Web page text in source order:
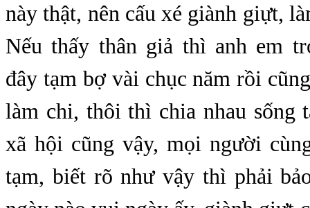
này thật, nên cấu xé giành giựt,
Nếu thấy thân giả thì anh em
đây tạm bợ vài chục năm rồi
làm chi, thôi thì chia nhau sống
xã hội cũng vậy, mọi người
tạm, biết rõ như vậy thì phải